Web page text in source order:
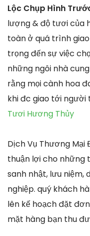
Lộc Chụp Hình
lượng & độ tươi của
toàn ở quá trình
trọng đến sự việc
những ngôi nhà
rằng mọi cành hoa
khi đc giao tới người
Tươi Hương Thủy
Dịch Vụ Thương Mại
thuận lợi cho những
sanh nhật, lưu niệm,
nghiệp. quý khách
lên kế hoạch đặt
mặt hàng bạn thu